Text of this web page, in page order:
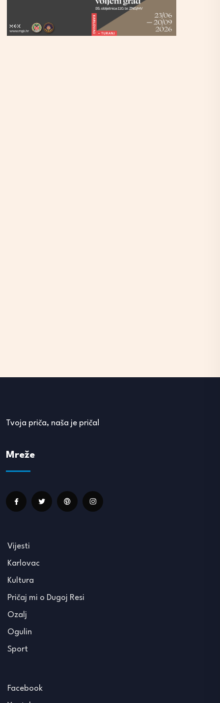
Tvoja priča, naša je priča!
Mreže
Vijesti
Karlovac
Kultura
Pričaj mi o Dugoj Resi
Ozalj
Ogulin
Sport
Facebook